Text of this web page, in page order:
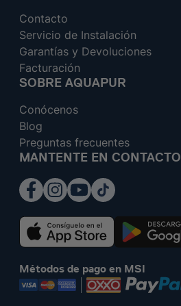
Contacto
Servicio de Instalación
Garantías y Devoluciones
Facturación
SOBRE AQUAPUR
Conócenos
Blog
Preguntas frecuentes
MANTENTE EN CONTACTO
Métodos de pago en MSI